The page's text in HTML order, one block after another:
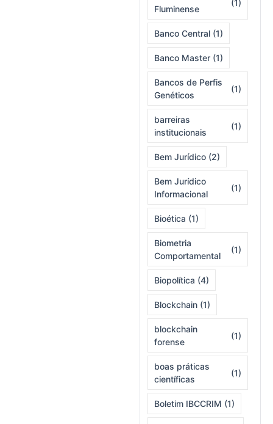
Fluminense
(1)
Banco Central (1)
Banco Master (1)
Bancos de Perfis
Genéticos
(1)
barreiras
institucionais
(1)
Bem Jurídico (2)
Bem Jurídico
Informacional
(1)
Bioética (1)
Biometria
Comportamental
(1)
Biopolítica (4)
Blockchain (1)
blockchain
forense
(1)
boas práticas
científicas
(1)
Boletim IBCCRIM (1)